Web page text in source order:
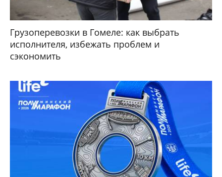
Грузоперевозки в Гомеле: как выбрать
исполнителя, избежать проблем и
сэкономить